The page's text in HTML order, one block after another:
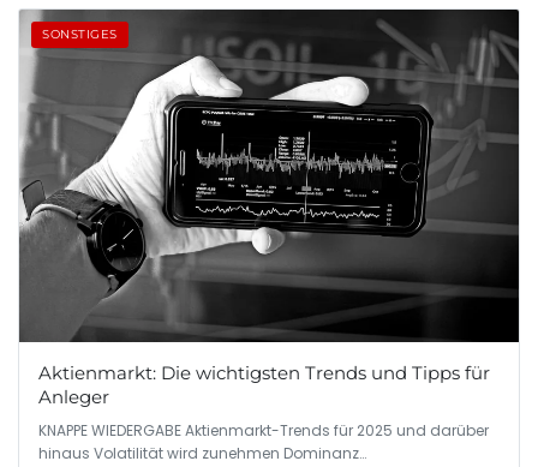
SONSTIGES
Aktienmarkt: Die wichtigsten Trends und Tipps für
Anleger
KNAPPE WIEDERGABE Aktienmarkt-Trends für 2025 und darüber
hinaus Volatilität wird zunehmen Dominanz…